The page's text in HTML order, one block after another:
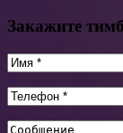
Закажите